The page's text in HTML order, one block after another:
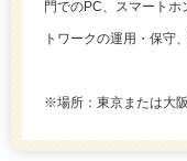
門でのPC、スマートホ
トワークの運用・保守
※場所：東京または大阪